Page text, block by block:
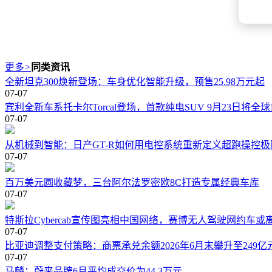
更多> 同类资讯
全新坦克300焕新登场：车身优化智能升级，预售25.98万元起
07-07
宾利全新车系托卡尔Torcal登场，首款纯电SUV 9月23日将全
07-07
从机械到智能：日产GT-R如何用电控系统重新定义超跑操控极
07-07
百万美元圆收藏梦，三台阿尔法罗密欧8C打造专属经典车库
07-07
特斯拉Cybercab宣传图亮相中国网络，赛博无人驾驶网约车或
07-07
比亚迪调整支付策略：商票承兑余额2026年6月末攀升至249亿
07-07